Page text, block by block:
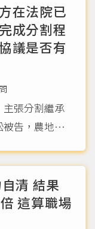
到非常的煩
）
在法院已
成分割程
議是否有
張分割繼承
告，農地所
民事訴訟，主
方正的部分，
清 結果
這算職場